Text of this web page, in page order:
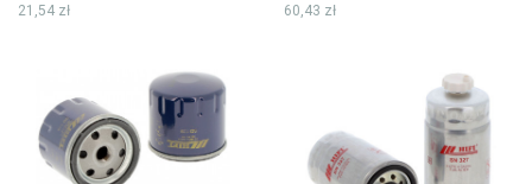
21,54 zł
60,43 zł